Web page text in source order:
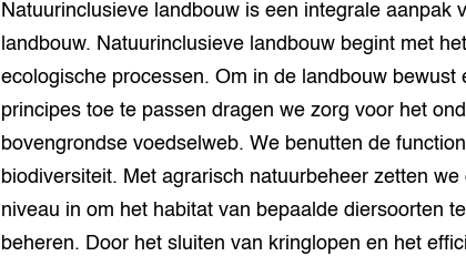
Natuurinclusieve landbouw is een integrale aanpak
landbouw. Natuurinclusieve landbouw begint met
ecologische processen. Om in de landbouw bewust
principes toe te passen dragen we zorg voor het
bovengrondse voedselweb. We benutten de
biodiversiteit. Met agrarisch natuurbeheer zetten we
niveau in om het habitat van bepaalde diersoorten
beheren. Door het sluiten van kringlopen en het